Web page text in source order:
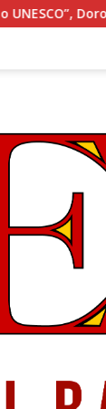
Kuliner